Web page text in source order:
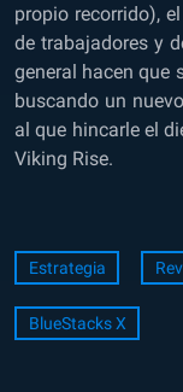
propio recorrido),
de trabajadores y
general hacen que
buscando un
al que hincarle el
Viking Rise.
Estrategia
BlueStacks X